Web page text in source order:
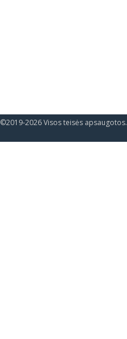
©2019-2026 Visos teisės apsaugotos.